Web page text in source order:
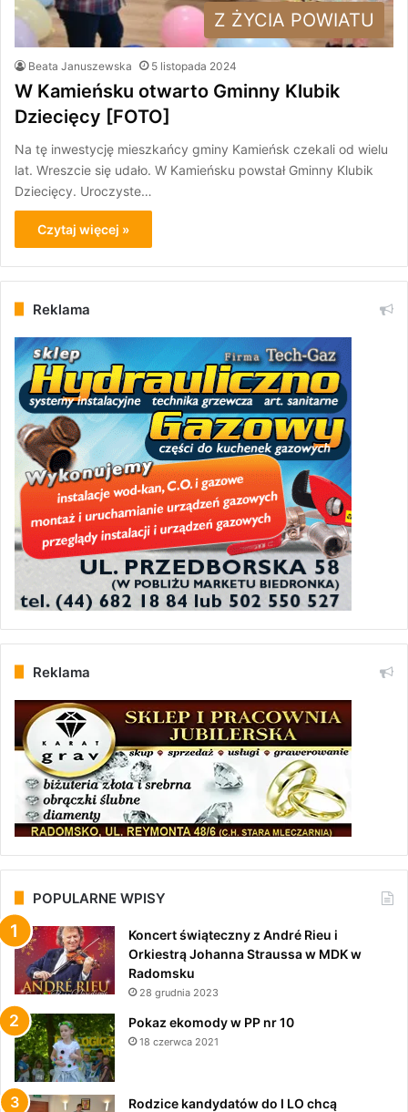
Z ŻYCIA POWIATU
Beata Januszewska 5 listopada 2024
W Kamieńsku otwarto Gminny Klubik
Dziecięcy [FOTO]
Na tę inwestycję mieszkańcy gminy Kamieńsk czekali od wielu
lat. Wreszcie się udało. W Kamieńsku powstał Gminny Klubik
Dziecięcy. Uroczyste…
Czytaj więcej »
Reklama
Reklama
POPULARNE WPISY
Koncert świąteczny z André Rieu i
Orkiestrą Johanna Straussa w MDK w
Radomsku
28 grudnia 2023
Pokaz ekomody w PP nr 10
18 czerwca 2021
Rodzice kandydatów do I LO chcą